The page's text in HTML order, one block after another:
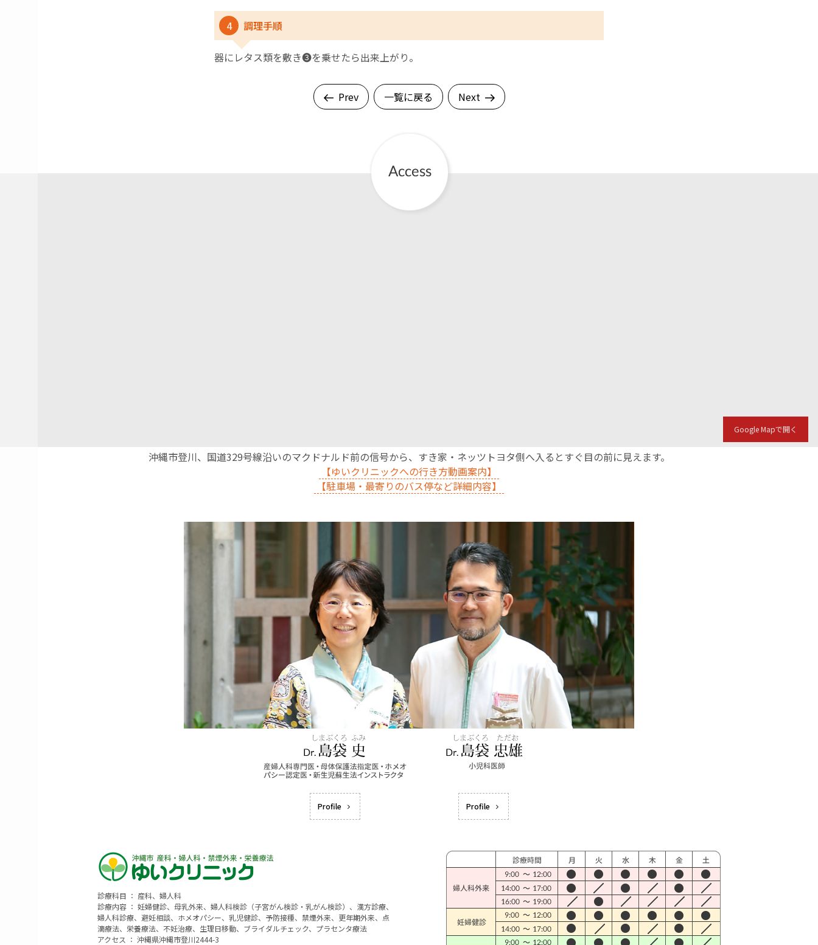
4 調理手順
器にレタス類を敷き❸を乗せたら出来上がり。
Prev 一覧に戻る Next
Google Mapで開く
沖縄市登川、国道329号線沿いのマクドナルド前の信号から、すき家・ネッツトヨタ側へ入るとすぐ目の前に見えます。
【ゆいクリニックへの行き方動画案内】
【駐車場・最寄りのバス停など詳細内容】
Profile Profile
診療科目 ： 産科、婦人科
診療内容 ： 妊婦健診、母乳外来、婦人科検診（子宮がん検診・乳がん検診）、漢方診療、
婦人科診療、避妊相談、ホメオパシー、乳児健診、予防接種、禁煙外来、更年期外来、点
滴療法、栄養療法、不妊治療、生理日移動、ブライダルチェック、プラセンタ療法
アクセス ： 沖縄県沖縄市登川2444-3